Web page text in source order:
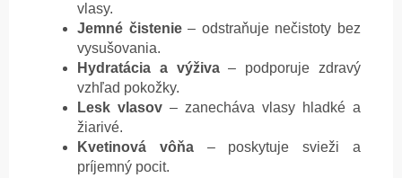
vlasy.
Jemné čistenie– odstraňuje nečistoty bez
vysušovania.
Hydratácia a výživa– podporuje zdravý
vzhľad pokožky.
Lesk vlasov – zanecháva vlasy hladké a
žiarivé.
Kvetinová vôňa– poskytuje svieži a
príjemný pocit.